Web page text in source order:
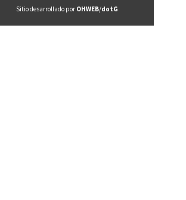
Sitio desarrollado por OHWEB/dotG